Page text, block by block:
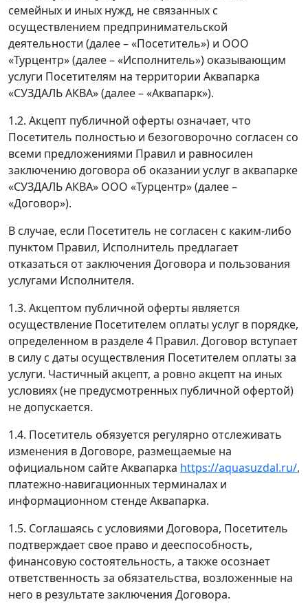
семейных и иных нужд, не связанных с
осуществлением предпринимательской
деятельности (далее – «Посетитель») и ООО
«Турцентр» (далее – «Исполнитель») оказывающим
услуги Посетителям на территории Аквапарка
«СУЗДАЛЬ АКВА» (далее – «Аквапарк»).
1.2. Акцепт публичной оферты означает, что
Посетитель полностью и безоговорочно согласен со
всеми предложениями Правил и равносилен
заключению договора об оказании услуг в аквапарке
«СУЗДАЛЬ АКВА» ООО «Турцентр» (далее –
«Договор»).
В случае, если Посетитель не согласен с каким-либо
пунктом Правил, Исполнитель предлагает
отказаться от заключения Договора и пользования
услугами Исполнителя.
1.3. Акцептом публичной оферты является
осуществление Посетителем оплаты услуг в порядке,
определенном в разделе 4 Правил. Договор вступает
в силу с даты осуществления Посетителем оплаты за
услуги. Частичный акцепт, а ровно акцепт на иных
условиях (не предусмотренных публичной офертой)
не допускается.
1.4. Посетитель обязуется регулярно отслеживать
изменения в Договоре, размещаемые на
официальном сайте Аквапарка https://aquasuzdal.ru/,
платежно-навигационных терминалах и
информационном стенде Аквапарка.
1.5. Соглашаясь с условиями Договора, Посетитель
подтверждает свое право и дееспособность,
финансовую состоятельность, а также осознает
ответственность за обязательства, возложенные на
него в результате заключения Договора.